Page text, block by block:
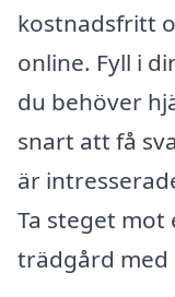
kostnadsfritt
online. Fyll i
du behöver
snart att få
är
Ta steget mot
trädgård med